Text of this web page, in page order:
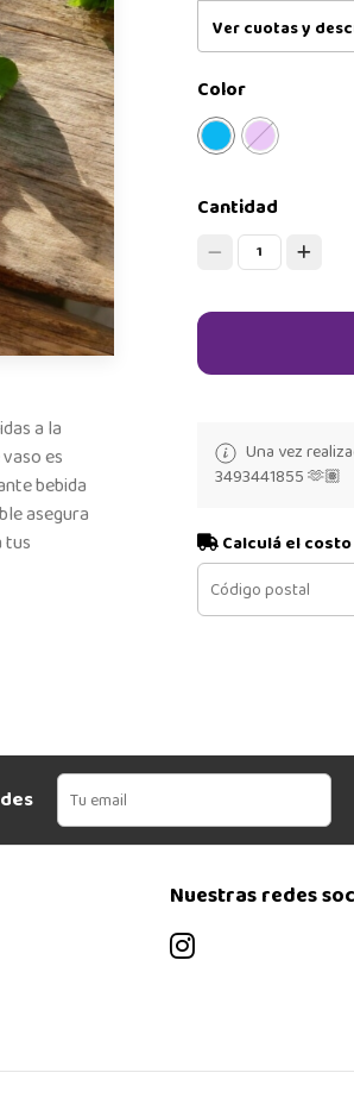
a la
es
bebida
asegura
tus
Ver cuotas y
Color
Cantidad
1
Una vez
3493441855 🫶🏽
Calculá el
Nuestras redes